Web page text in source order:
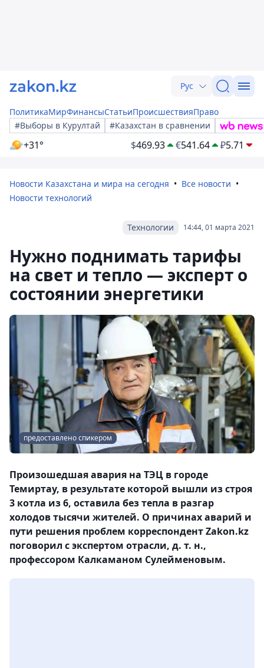
Рус
ПолитикаМирФинансыСтатьиПроисшествияПраво
#Выборы в Курултай
#Казахстан в сравнении
+31° $469.93 €541.64 ₽5.71
Новости Казахстана и мира на сегодня
Все новости
Новости технологий
14:44, 01 марта 2021
Технологии
Нужно поднимать тарифы
на свет и тепло — эксперт о
состоянии энергетики
предоставлено спикером
Произошедшая авария на ТЭЦ в городе
Темиртау, в результате которой вышли из строя
3 котла из 6, оставила без тепла в разгар
холодов тысячи жителей. О причинах аварий и
пути решения проблем корреспондент Zakon.kz
поговорил с экспертом отрасли, д. т. н.,
профессором Калкаманом Сулейменовым.